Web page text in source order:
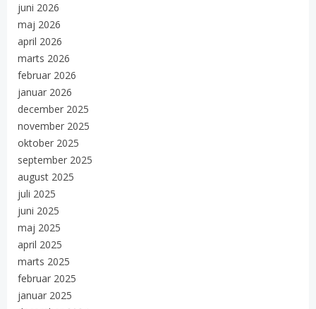
juni 2026
maj 2026
april 2026
marts 2026
februar 2026
januar 2026
december 2025
november 2025
oktober 2025
september 2025
august 2025
juli 2025
juni 2025
maj 2025
april 2025
marts 2025
februar 2025
januar 2025